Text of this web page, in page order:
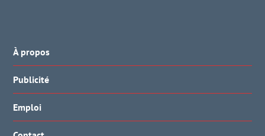
À propos
Publicité
Emploi